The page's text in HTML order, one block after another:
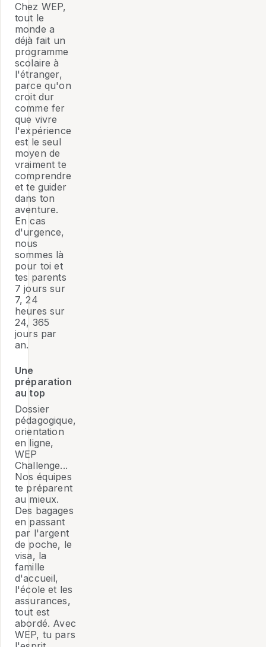
Chez WEP,
tout le
monde a
déjà fait un
programme
scolaire à
l'étranger,
parce qu'on
croit dur
comme fer
que vivre
l'expérience
est le seul
moyen de
vraiment te
comprendre
et te guider
dans ton
aventure.
En cas
d'urgence,
nous
sommes là
pour toi et
tes parents
7 jours sur
7, 24
heures sur
24, 365
jours par
an.
Une
préparation
au top
Dossier
pédagogique,
orientation
en ligne,
WEP
Challenge...
Nos équipes
te préparent
au mieux.
Des bagages
en passant
par l'argent
de poche, le
visa, la
famille
d'accueil,
l'école et les
assurances,
tout est
abordé. Avec
WEP, tu pars